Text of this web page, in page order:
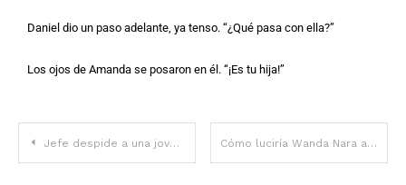
Daniel dio un paso adelante, ya tenso. “¿Qué pasa con ella?”
Los ojos de Amanda se posaron en él. “¡Es tu hija!”
Jefe despide a una joven lavaplatos por sospechas de que roba: se disculpa entre lágrimas tras abrir su bolso – Historia del día Cómo luciría Wanda Nara a los 38 sin cirugías — La IA revela 5 fotos